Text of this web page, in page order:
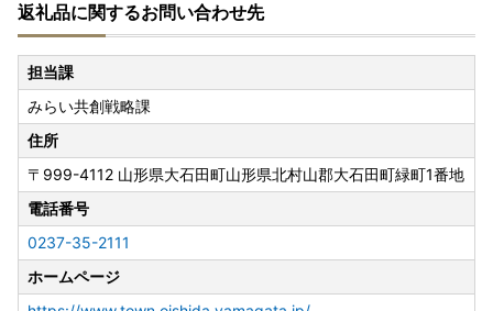
返礼品に関するお問い合わせ先
担当課
みらい共創戦略課
住所
〒999-4112 山形県大石田町山形県北村山郡大石田町緑町1番地
電話番号
0237-35-2111
ホームページ